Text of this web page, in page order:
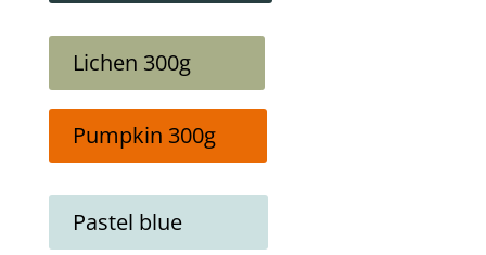
Lichen 300g
Pumpkin 300g
Pastel blue